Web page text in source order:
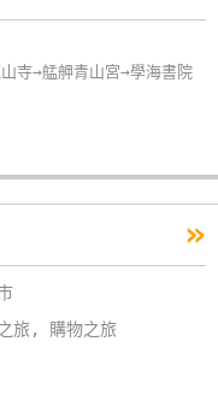
寺→艋舺青山宮→學海書院
»
旅, 購物之旅